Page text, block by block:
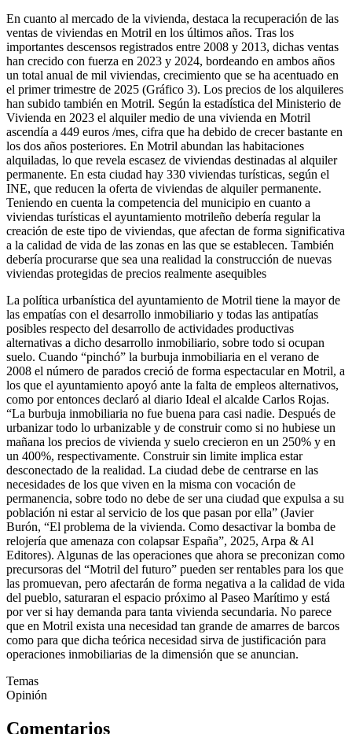
En cuanto al mercado de la vivienda, destaca la recuperación de las
ventas de viviendas en Motril en los últimos años. Tras los
importantes descensos registrados entre 2008 y 2013, dichas ventas
han crecido con fuerza en 2023 y 2024, bordeando en ambos años
un total anual de mil viviendas, crecimiento que se ha acentuado en
el primer trimestre de 2025 (Gráfico 3). Los precios de los alquileres
han subido también en Motril. Según la estadística del Ministerio de
Vivienda en 2023 el alquiler medio de una vivienda en Motril
ascendía a 449 euros /mes, cifra que ha debido de crecer bastante en
los dos años posteriores. En Motril abundan las habitaciones
alquiladas, lo que revela escasez de viviendas destinadas al alquiler
permanente. En esta ciudad hay 330 viviendas turísticas, según el
INE, que reducen la oferta de viviendas de alquiler permanente.
Teniendo en cuenta la competencia del municipio en cuanto a
viviendas turísticas el ayuntamiento motrileño debería regular la
creación de este tipo de viviendas, que afectan de forma significativa
a la calidad de vida de las zonas en las que se establecen. También
debería procurarse que sea una realidad la construcción de nuevas
viviendas protegidas de precios realmente asequibles
La política urbanística del ayuntamiento de Motril tiene la mayor de
las empatías con el desarrollo inmobiliario y todas las antipatías
posibles respecto del desarrollo de actividades productivas
alternativas a dicho desarrollo inmobiliario, sobre todo si ocupan
suelo. Cuando “pinchó” la burbuja inmobiliaria en el verano de
2008 el número de parados creció de forma espectacular en Motril, a
los que el ayuntamiento apoyó ante la falta de empleos alternativos,
como por entonces declaró al diario Ideal el alcalde Carlos Rojas.
“La burbuja inmobiliaria no fue buena para casi nadie. Después de
urbanizar todo lo urbanizable y de construir como si no hubiese un
mañana los precios de vivienda y suelo crecieron en un 250% y en
un 400%, respectivamente. Construir sin limite implica estar
desconectado de la realidad. La ciudad debe de centrarse en las
necesidades de los que viven en la misma con vocación de
permanencia, sobre todo no debe de ser una ciudad que expulsa a su
población ni estar al servicio de los que pasan por ella” (Javier
Burón, “El problema de la vivienda. Como desactivar la bomba de
relojería que amenaza con colapsar España”, 2025, Arpa & Al
Editores). Algunas de las operaciones que ahora se preconizan como
precursoras del “Motril del futuro” pueden ser rentables para los que
las promuevan, pero afectarán de forma negativa a la calidad de vida
del pueblo, saturaran el espacio próximo al Paseo Marítimo y está
por ver si hay demanda para tanta vivienda secundaria. No parece
que en Motril exista una necesidad tan grande de amarres de barcos
como para que dicha teórica necesidad sirva de justificación para
operaciones inmobiliarias de la dimensión que se anuncian.
Temas
Opinión
Comentarios